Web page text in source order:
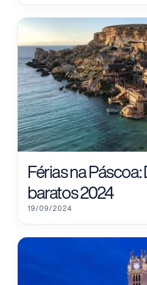
Férias na
baratos 2024
19/09/2024